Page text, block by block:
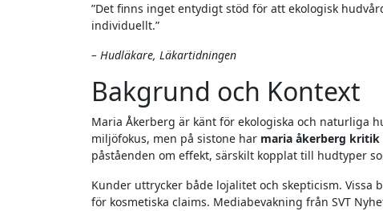
”Det finns inget entydigt stöd för att ekologisk hudvård ger ökad risk för hudproblem, men varje produkt måste utvärderas
individuellt.”
– Hudläkare, Läkartidningen
Bakgrund och Kontext
Maria Åkerberg är känt för ekologiska och naturliga
miljöfokus, men på sistone har maria åkerberg kritik
påståenden om effekt, särskilt kopplat till hudtyper
Kunder uttrycker både lojalitet och skepticism.
för kosmetiska claims. Mediabevakning från SVT